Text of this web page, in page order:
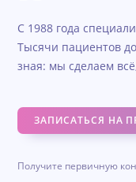
С 1988 года
Тысячи пациентов
зная: мы сделаем
ЗАПИСАТЬСЯ НА
Получите первичную